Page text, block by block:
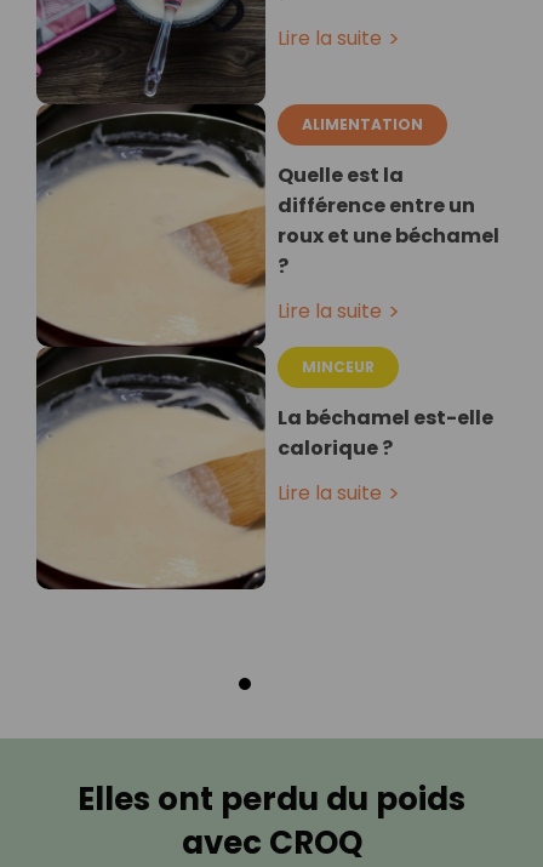
Lire la suite
ALIMENTATION
Quelle est la
différence entre un
roux et une béchamel
?
Lire la suite
MINCEUR
La béchamel est-elle
calorique ?
Lire la suite
Elles ont perdu du poids
avec CROQ